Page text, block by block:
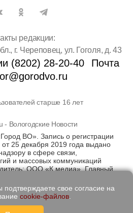
редакции:
г. Череповец, ул. Гоголя, д. 43
(8202) 28-20-40
Почта
старше 16 лет
- Вологодские Новости
ВО». Запись о регистрации
25 декабря 2019 года выдано
в сфере связи,
и массовых коммуникаций
ООО «К медиа». Главный
технологии (информационные
информации на основе сбора,
относящихся к
сети "Интернет", находящихся
подтверждаете свое согласие на
cookie-файлов